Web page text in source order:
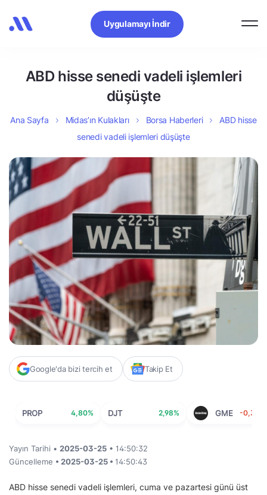
Uygulamayı İndir
ABD hisse senedi vadeli işlemleri
düşüşte
Ana Sayfa Midas’ın Kulakları Borsa Haberleri
ABD hisse
senedi vadeli işlemleri düşüşte
Google'da bizi tercih et Takip Et
PROP 4,80% DJT 2,98% GME -0,39%
Yayın Tarihi • 2025-03-25 • 14:50:32
Güncelleme • 2025-03-25 • 14:50:43
ABD hisse senedi vadeli işlemleri, cuma ve pazartesi günü üst